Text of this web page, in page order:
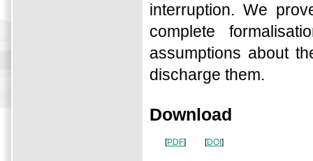
interruption. We
complete
assumptions about
discharge them.
Download
[PDF] [DOI ]